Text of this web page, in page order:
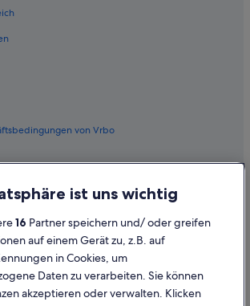
von Vrbo
Kontakt
Melden von Inhalten
ist uns wichtig
16 Partner speichern und/ oder greifen
auf einem Gerät zu, z.B. auf
in Cookies, um
Daten zu verarbeiten. Sie können
akzeptieren oder verwalten. Klicken